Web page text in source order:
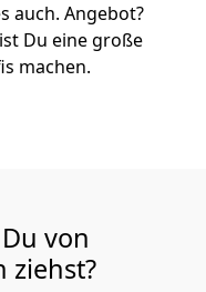
auch. Angebot?
Du eine große
machen.
von
ziehst?